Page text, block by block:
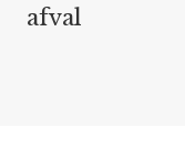
afval